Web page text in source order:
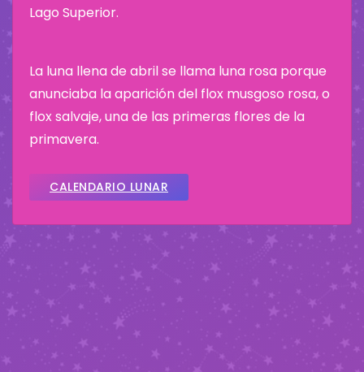
Lago Superior.
La luna llena de abril se llama luna rosa porque
anunciaba la aparición del flox musgoso rosa, o
flox salvaje, una de las primeras flores de la
primavera.
CALENDARIO LUNAR